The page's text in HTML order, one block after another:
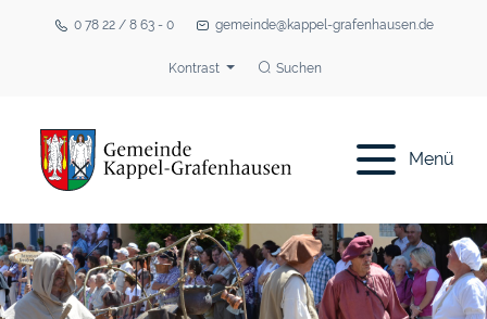
0 78 22 / 8 63 - 0 gemeinde@kappel-grafenhausen.de
Kontrast Suchen
Menü